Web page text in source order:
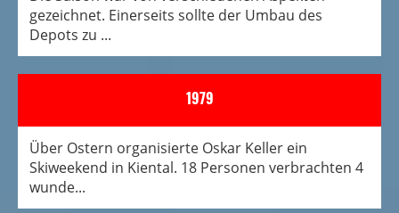
gezeichnet. Einerseits sollte der Umbau des
Depots zu ...
1979
Über Ostern organisierte Oskar Keller ein
Skiweekend in Kiental. 18 Personen verbrachten 4
wunde...